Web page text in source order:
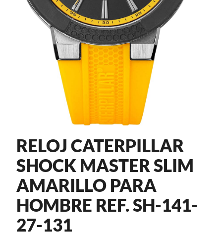
RELOJ CATERPILLAR
SHOCK MASTER SLIM
AMARILLO PARA
HOMBRE REF. SH-141-
27-131